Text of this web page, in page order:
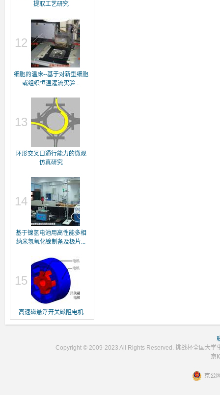
提取工艺研究
12
细胞的温床--基于对新型细胞
或组织恒温灌流实验...
13
环形交叉口通行能力的微观
仿真研究
14
基于镍氢电池用高性能多相
纳米氢氧化镍制备及极片...
15
高速磁悬浮开关磁阻电机
Copyright © 2009-2023 All Rights Reserved. 挑战杯全国大学
京
京公